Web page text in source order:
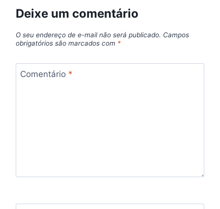
Deixe um comentário
O seu endereço de e-mail não será publicado. Campos
obrigatórios são marcados com *
Comentário *